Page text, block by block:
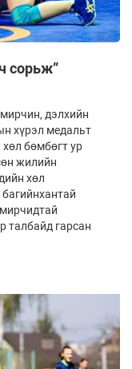
сорьж”
дэлхийн
хүрэл медальт
бөмбөгт ур
жилийн
хөл
талбайд гарсан